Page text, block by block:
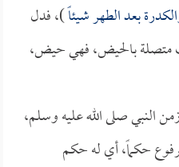
بعد الطهر شيئاً)، فدل
متصلة بالحيض، فهي حيض،
النبي صلى الله عليه وسلم،
حكماً، أي له حكم